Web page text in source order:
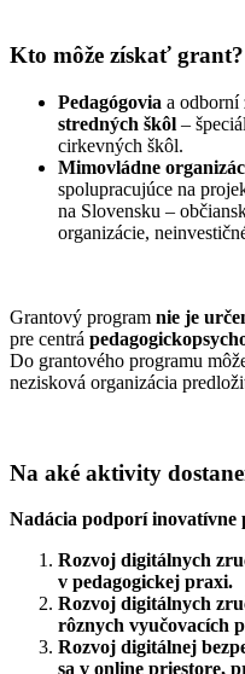
Kto môže získať grant?
Pedagógovia a odborní
stredných škôl –
cirkevných škôl.
Mimovládne
spolupracujúce na
na Slovensku –
organizácie,
Grantový program nie je
pre centrá
Do grantového programu
nezisková organizácia
Na aké aktivity
Nadácia podporí inovatívne
Rozvoj digitálnych
v pedagogickej praxi.
Rozvoj digitálnych
rôznych vyučovacích
Rozvoj digitálnej
sa v online priestore,